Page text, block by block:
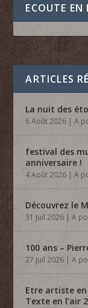
ECOUTE EN
ARTICLES
La nuit des
6 Août 2026 |A
festival des
anniversaire !
4 Août 2026 |A
Découvrez le
31 Juil 2026 |A
100 ans –
27 Juil 2026 |A
Etre artiste
Texte en l’air